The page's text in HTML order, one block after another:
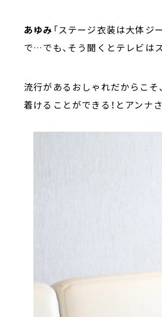
あゆみ 「ステージ衣装は大体
で…でも、そう聞くとテレビは
流行があるおしゃれだからこそ
着けることができる！とアンナ